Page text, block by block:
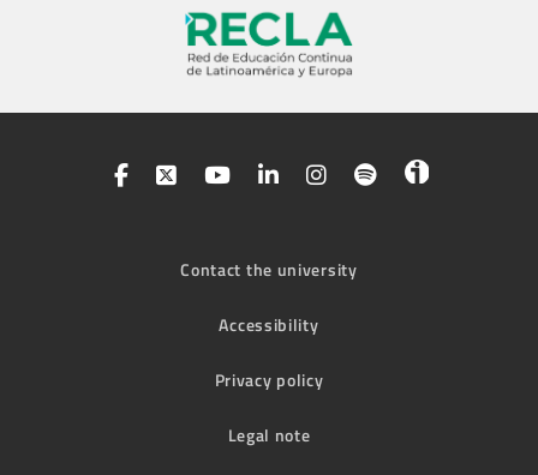
Contact the university
Accessibility
Privacy policy
Legal note